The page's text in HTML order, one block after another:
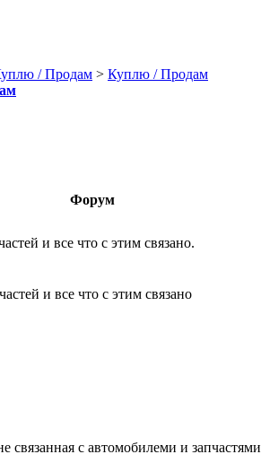
/ Продам > Куплю / Продам
Форум
и все что с этим связано.
и все что с этим связано
связанная с автомобилеми и запчастями